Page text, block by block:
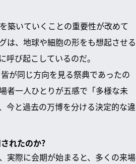
築いていくことの重要性が改めて
は、地球や細胞の形をも想起させる
呼び起こしているのだ。
が同じ方向を見る祭典であったの
者一人ひとりが五感で「多様な未
今と過去の万博を分ける決定的な違
れたのか?
実際に会期が始まると、多くの来場